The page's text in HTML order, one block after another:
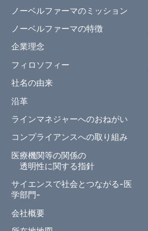
ノーベルファーマのミッション
ノーベルファーマの特徴
企業理念
フィロソフィー
社名の由来
沿革
ラインマネジャーへのおねがい
コンプライアンスへの取り組み
医療機関等の関係の
透明性に関する指針
サイエンスで社会とつながる-医
学部門-
会社概要